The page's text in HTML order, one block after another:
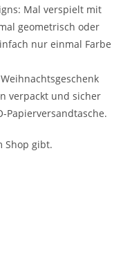
Mal verspielt mit
geometrisch oder
nur einmal Farbe
verpackt und sicher
Papierversandtasche.
Shop gibt.